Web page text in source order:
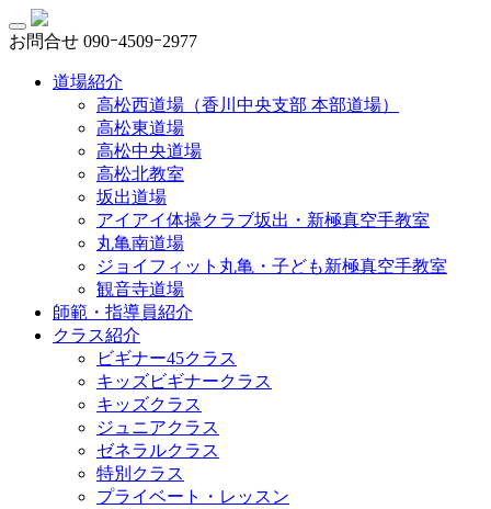
お問合せ 090ｰ4509ｰ2977
道場紹介
高松西道場（香川中央支部 本部道場）
高松東道場
高松中央道場
高松北教室
坂出道場
アイアイ体操クラブ坂出・新極真空手教室
丸亀南道場
ジョイフィット丸亀・子ども新極真空手教室
観音寺道場
師範・指導員紹介
クラス紹介
ビギナー45クラス
キッズビギナークラス
キッズクラス
ジュニアクラス
ゼネラルクラス
特別クラス
プライベート・レッスン